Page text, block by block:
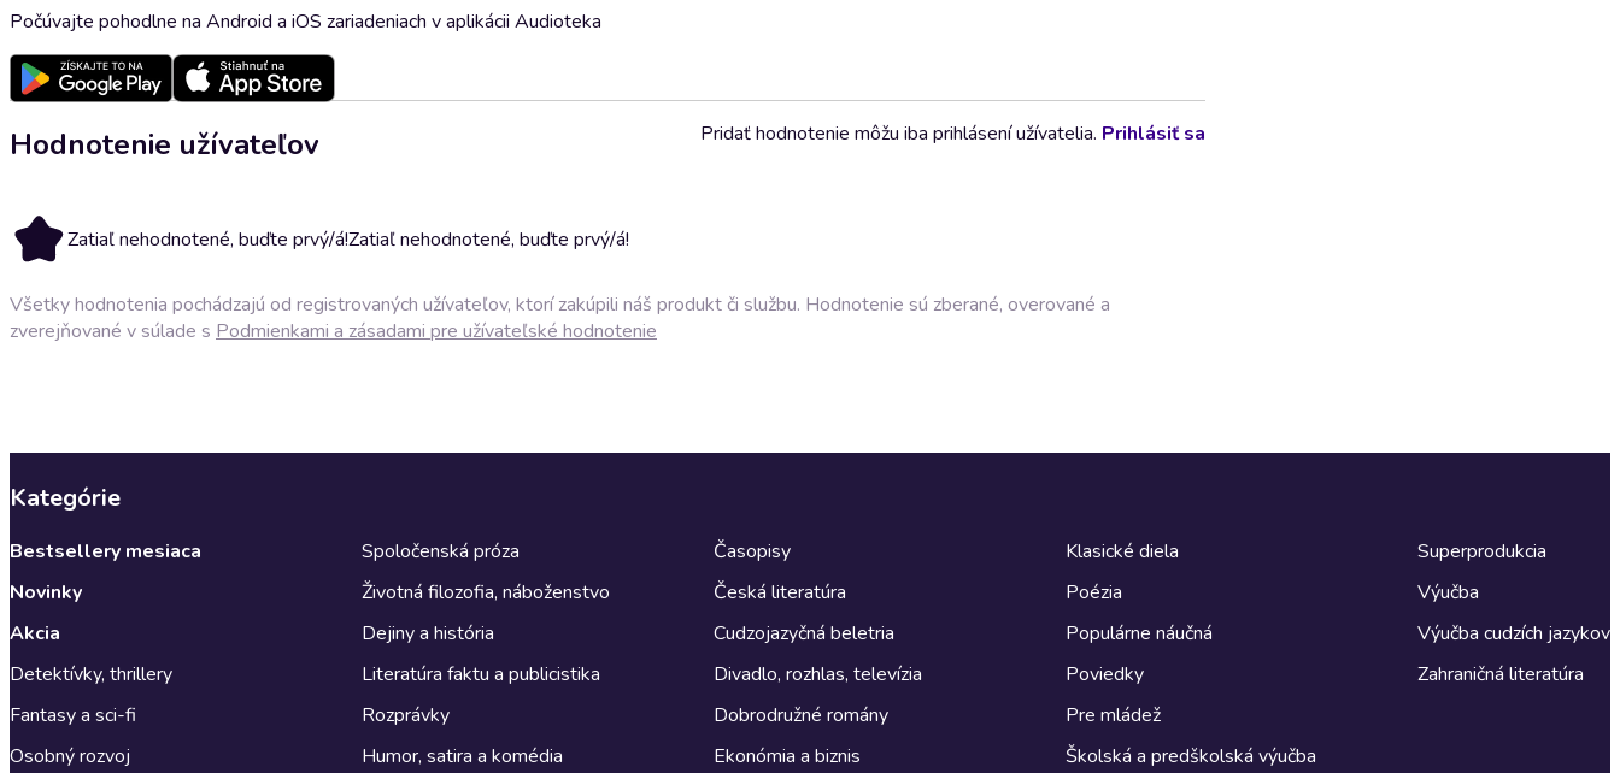
Počúvajte pohodlne na Android a iOS zariadeniach v aplikácii Audioteka
Hodnotenie užívateľov
Zatiaľ nehodnotené, buďte prvý/á!Zatiaľ nehodnotené, buďte prvý/á!
Pridať hodnotenie môžu iba prihlásení užívatelia. Prihlásiť sa
Všetky hodnotenia pochádzajú od registrovaných užívateľov, ktorí zakúpili náš produkt či službu. Hodnotenie sú zberané, overované a
zverejňované v súlade s Podmienkami a zásadami pre užívateľské hodnotenie
Kategórie
Bestsellery mesiaca
Novinky
Akcia
Detektívky, thrillery
Fantasy a sci-fi
Osobný rozvoj
Spoločenská próza
Životná filozofia, náboženstvo
Dejiny a história
Literatúra faktu a publicistika
Rozprávky
Humor, satira a komédia
Časopisy
Česká literatúra
Cudzojazyčná beletria
Divadlo, rozhlas, televízia
Dobrodružné romány
Ekonómia a biznis
Klasické diela
Poézia
Populárne náučná
Poviedky
Pre mládež
Školská a predškolská výučba
Superprodukcia
Výučba
Výučba cudzích jazykov
Zahraničná literatúra